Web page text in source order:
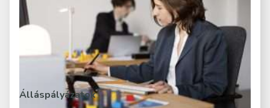
Álláspályázatok